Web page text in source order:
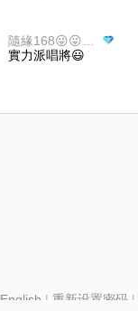
實力派唱將😃
English | 重新设置密码|